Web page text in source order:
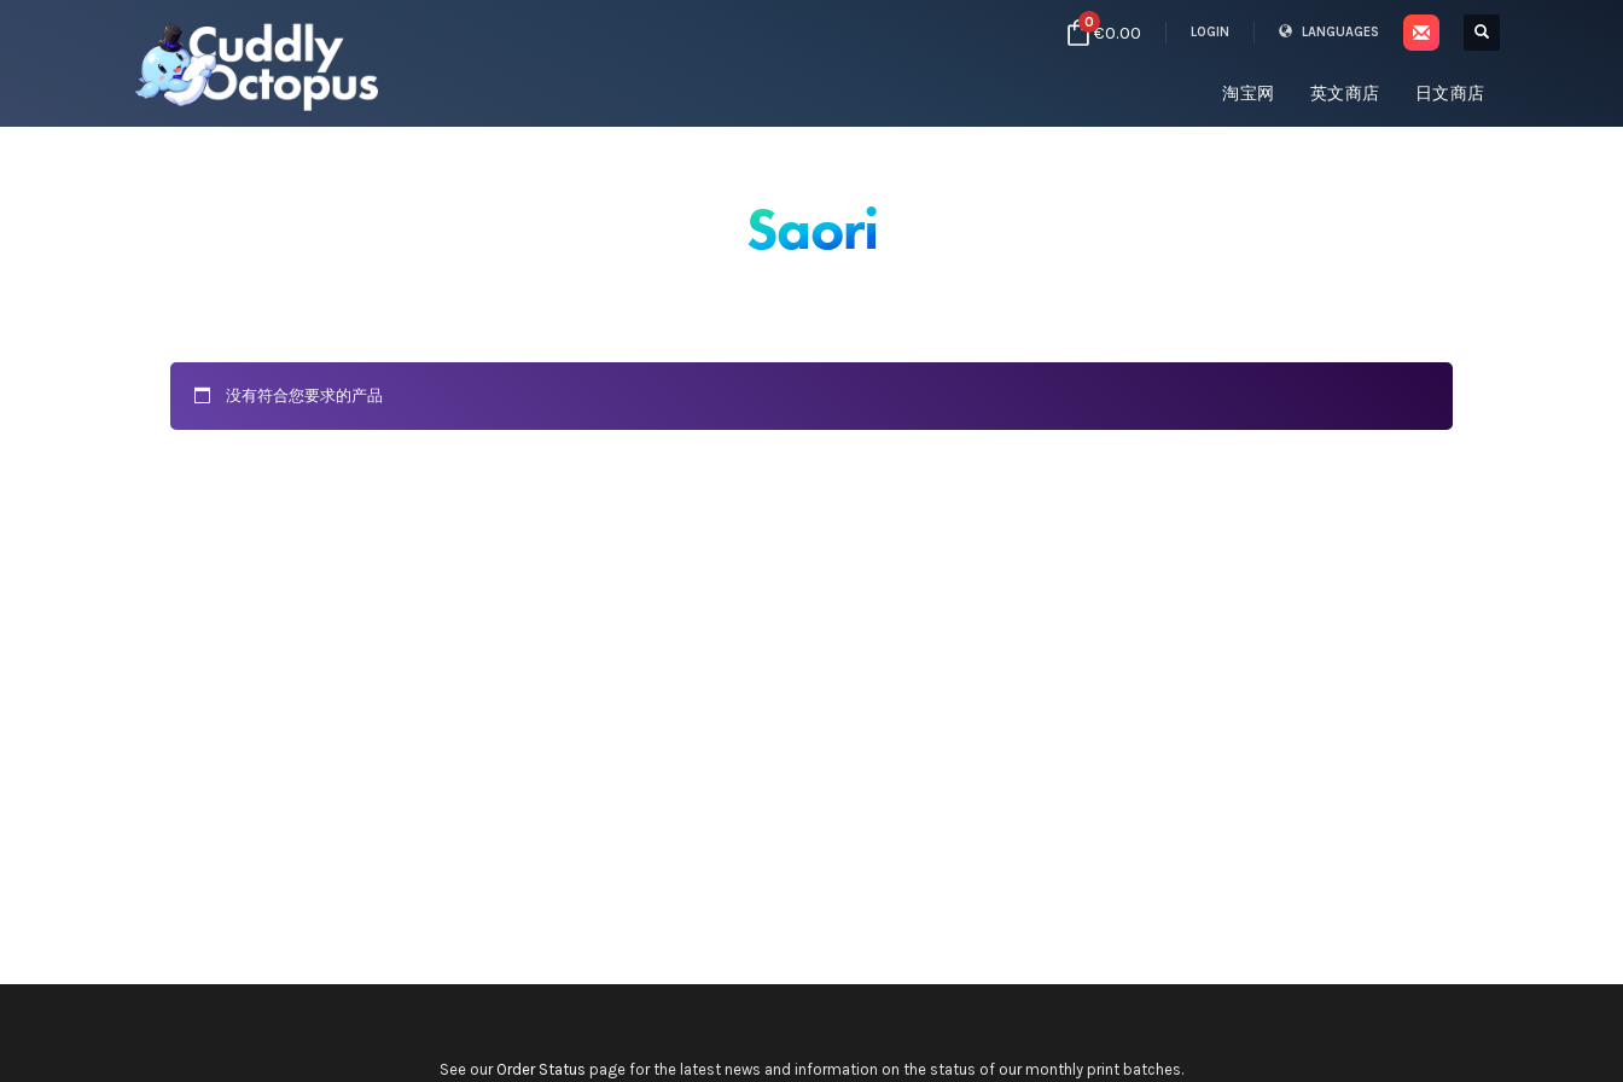
0€0.00 LOGIN LANGUAGES
淘宝网 英文商店 日文商店
Saori
没有符合您要求的产品
See our Order Status page for the latest news and information on the status of our monthly print batches.